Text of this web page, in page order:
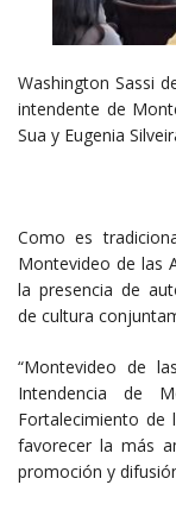
Washington Sassi
intendente de
Sua y Eugenia
Como es
Montevideo de las
la presencia de
de cultura
“Montevideo de
Intendencia de
Fortalecimiento de
favorecer la más
promoción y